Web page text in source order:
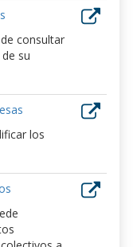
consultar
su
los